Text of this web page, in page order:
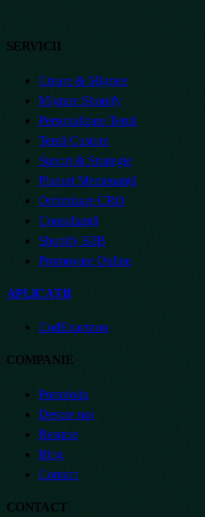
SERVICII
Creare & Migrare
Migrare Shopify
Personalizare Temă
Temă Custom
Suport & Strategie
Planuri Mentenanță
Optimizare CRO
Consultanță
Shopify B2B
Promovare Online
APLICAȚII
CodExactnou
COMPANIE
Portofoliu
Despre noi
Resurse
Blog
Contact
CONTACT